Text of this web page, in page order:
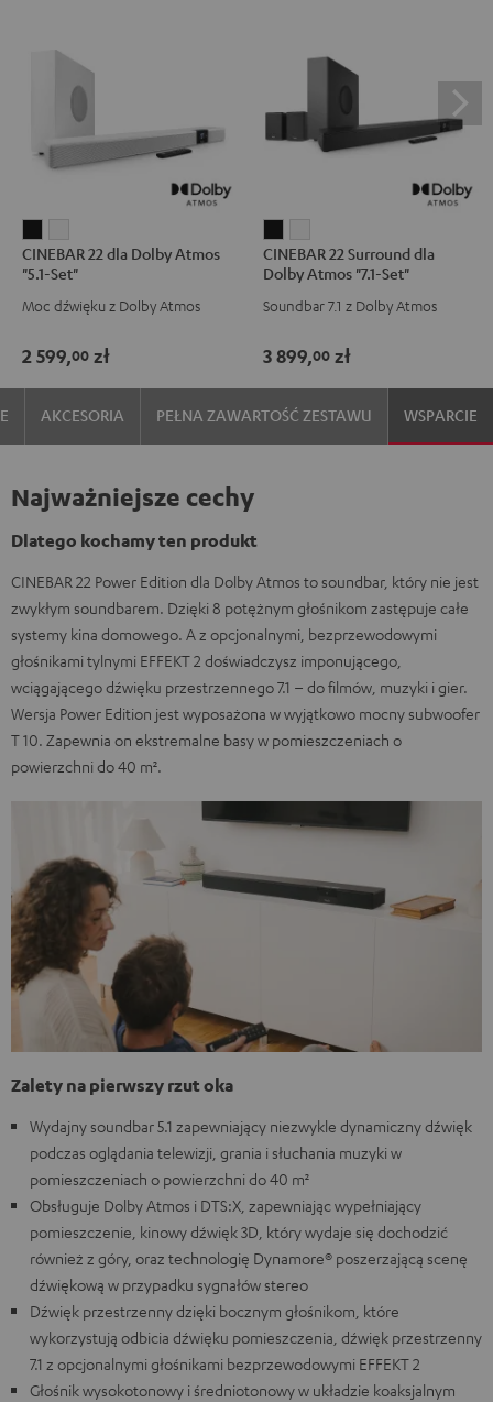
22
dla
Dolby
"5.1-
Set"
Black
22
dla
Dolby
"5.1-
Set"
White
CINEBAR 22 dla Dolby Atmos
"5.1-Set"
Moc dźwięku z Dolby Atmos
2 599,00 zł
22
Surround
dla
Atmos
"7.1-
Set"
Black
22
Surround
dla
Atmos
"7.1-
Set"
White
CINEBAR 22 Surround dla
Dolby Atmos "7.1-Set"
Soundbar 7.1 z Dolby Atmos
3 899,00 zł
AKCESORIA PEŁNA ZAWARTOŚĆ ZESTAWU WSPARCIE
Najważniejsze cechy
Dlatego kochamy ten produkt
CINEBAR 22 Power Edition dla Dolby Atmos to soundbar, który nie jest
zwykłym soundbarem. Dzięki 8 potężnym głośnikom zastępuje całe
systemy kina domowego. A z opcjonalnymi, bezprzewodowymi
głośnikami tylnymi EFFEKT 2 doświadczysz imponującego,
wciągającego dźwięku przestrzennego 7.1 – do filmów, muzyki i gier.
Wersja Power Edition jest wyposażona w wyjątkowo mocny subwoofer
T 10. Zapewnia on ekstremalne basy w pomieszczeniach o
powierzchni do 40 m².
Zalety na pierwszy rzut oka
Wydajny soundbar 5.1 zapewniający niezwykle dynamiczny dźwięk
podczas oglądania telewizji, grania i słuchania muzyki w
pomieszczeniach o powierzchni do 40 m²
Obsługuje Dolby Atmos i DTS:X, zapewniając wypełniający
pomieszczenie, kinowy dźwięk 3D, który wydaje się dochodzić
również z góry, oraz technologię Dynamore® poszerzającą scenę
dźwiękową w przypadku sygnałów stereo
Dźwięk przestrzenny dzięki bocznym głośnikom, które
wykorzystują odbicia dźwięku pomieszczenia, dźwięk przestrzenny
7.1 z opcjonalnymi głośnikami bezprzewodowymi EFFEKT 2
Głośnik wysokotonowy i średniotonowy w układzie koaksjalnym